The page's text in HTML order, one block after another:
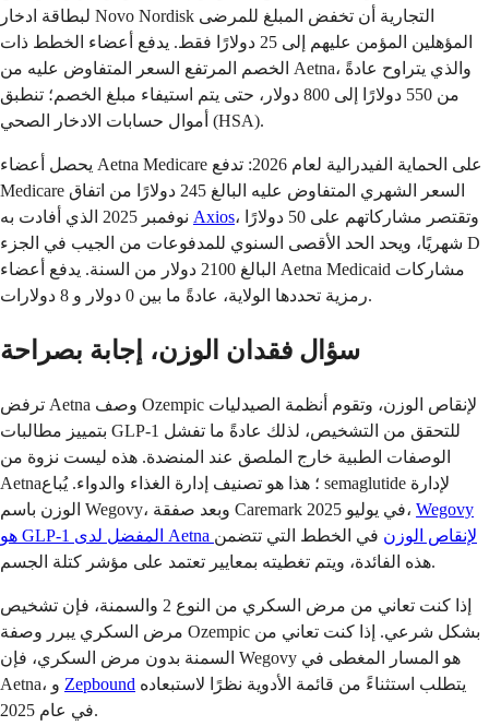
لبطاقة ادخار Novo Nordisk التجارية أن تخفض المبلغ للمرضى
المؤهلين المؤمن عليهم إلى 25 دولارًا فقط. يدفع أعضاء الخطط ذات
الخصم المرتفع السعر المتفاوض عليه من Aetna، والذي يتراوح عادةً
من 550 دولارًا إلى 800 دولار، حتى يتم استيفاء مبلغ الخصم؛ تنطبق
أموال حسابات الادخار الصحي (HSA).
يحصل أعضاء Aetna Medicare على الحماية الفيدرالية لعام 2026: تدفع
Medicare السعر الشهري المتفاوض عليه البالغ 245 دولارًا من اتفاق
Axios، وتقتصر مشاركاتهم على 50 دولارًا
شهريًا، ويحد الحد الأقصى السنوي للمدفوعات من الجيب في الجزء D
البالغ 2100 دولار من السنة. يدفع أعضاء Aetna Medicaid مشاركات
رمزية تحددها الولاية، عادةً ما بين 0 دولار و 8 دولارات.
سؤال فقدان الوزن، إجابة بصراحة
ترفض Aetna وصف Ozempic لإنقاص الوزن، وتقوم أنظمة الصيدليات
بتمييز مطالبات GLP-1 للتحقق من التشخيص، لذلك عادةً ما تفشل
الوصفات الطبية خارج الملصق عند المنضدة. هذه ليست نزوة من
Aetna؛ هذا هو تصنيف إدارة الغذاء والدواء. يُباع semaglutide لإدارة
الوزن باسم Wegovy، وبعد صفقة Caremark في يوليو 2025، Wegovy
هو GLP-1 المفضل لدى Aetna لإنقاص الوزن في الخطط التي تتضمن
هذه الفائدة، ويتم تغطيته بمعايير تعتمد على مؤشر كتلة الجسم.
إذا كنت تعاني من مرض السكري من النوع 2 والسمنة، فإن تشخيص
مرض السكري يبرر وصفة Ozempic بشكل شرعي. إذا كنت تعاني من
السمنة بدون مرض السكري، فإن Wegovy هو المسار المغطى في
Zepbound
في عام 2025.